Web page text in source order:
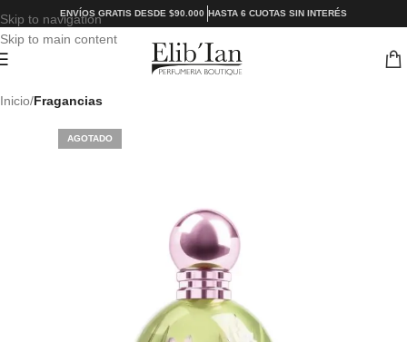
Skip to navigation
Skip to main content
ENVÍOS GRATIS DESDE $90.000 HASTA 6 CUOTAS SIN INTERÉS
Inicio Fragancias
AGOTADO